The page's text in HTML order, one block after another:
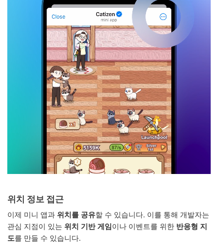
위치 정보 접근
이제 미니 앱과 위치를 공유할 수 있습니다. 이를 통해 개발자는
관심 지점이 있는 위치 기반 게임이나 이벤트를 위한 반응형 지
도를 만들 수 있습니다.